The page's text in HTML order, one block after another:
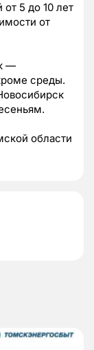
5 до 10 лет
от
—
среды.
области